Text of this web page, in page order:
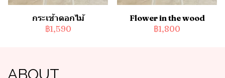
กระเช้าดอกไม้
฿1,590
Flower in the wood
฿1,800
ABOUT